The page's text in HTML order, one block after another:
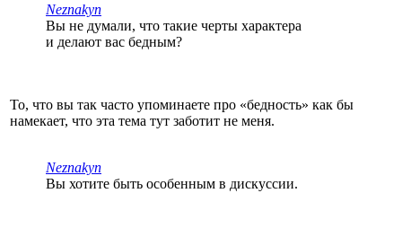
Neznakyn
Вы не думали, что такие черты характера
и делают вас бедным?
То, что вы так часто упоминаете про «бедность» как бы
намекает, что эта тема тут заботит не меня.
Neznakyn
Вы хотите быть особенным в дискуссии.